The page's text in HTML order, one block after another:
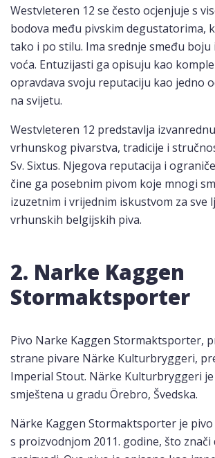
Westvleteren 12 se često ocjenjuje s
bodova među pivskim degustatorima,
tako i po stilu. Ima srednje smeđu
voća. Entuzijasti ga opisuju kao
opravdava svoju reputaciju kao jedno
na svijetu.
Westvleteren 12 predstavlja
vrhunskog pivarstva, tradicije i
Sv. Sixtus. Njegova reputacija i
čine ga posebnim pivom koje mnogi
izuzetnim i vrijednim iskustvom za sve
vrhunskih belgijskih piva.
2. Narke Kaggen
Stormaktsporter
Pivo Narke Kaggen Stormaktsporter,
strane pivare Närke Kulturbryggeri,
Imperial Stout. Närke Kulturbryggeri
smještena u gradu Örebro, Švedska.
Närke Kaggen Stormaktsporter je
s proizvodnjom 2011. godine, što znači